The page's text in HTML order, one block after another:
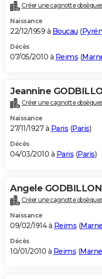
Créer une cagnotte
Naissance
22/12/1959 à Boucau (
Décès
07/05/2010 à Reims (
Jeannine
Créer une cagnotte
Naissance
27/11/1927 à Paris (Paris)
Décès
04/03/2010 à Paris (Paris)
Angele GODBILLON
Créer une cagnotte
Naissance
09/02/1914 à Reims (Marne
Décès
10/01/2010 à Reims (Marne